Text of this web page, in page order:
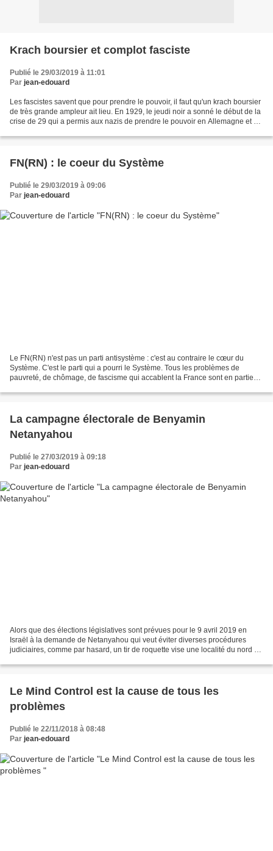
Krach boursier et complot fasciste
Publié le 29/03/2019 à 11:01
Par jean-edouard
Les fascistes savent que pour prendre le pouvoir, il faut qu'un krach boursier
de très grande ampleur ait lieu. En 1929, le jeudi noir a sonné le début de la
crise de 29 qui a permis aux nazis de prendre le pouvoir en Allemagne et de
FN(RN) : le coeur du Système
Publié le 29/03/2019 à 09:06
Par jean-edouard
Le FN(RN) n'est pas un parti antisystème : c'est au contraire le cœur du
Système. C'est le parti qui a pourri le Système. Tous les problèmes de
pauvreté, de chômage, de fascisme qui accablent la France sont en partie
La campagne électorale de Benyamin
Netanyahou
Publié le 27/03/2019 à 09:18
Par jean-edouard
Alors que des élections législatives sont prévues pour le 9 avril 2019 en
Israël à la demande de Netanyahou qui veut éviter diverses procédures
judiciaires, comme par hasard, un tir de roquette vise une localité du nord de
Le Mind Control est la cause de tous les
problèmes
Publié le 22/11/2018 à 08:48
Par jean-edouard